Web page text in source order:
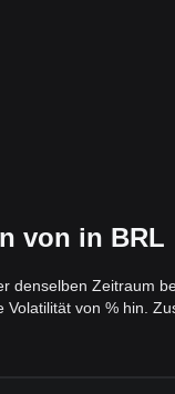
von in BRL
denselben Zeitraum
von % hin.